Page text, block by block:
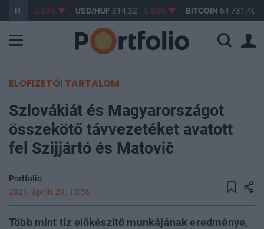
-0,53% USD/HUF314,32 -0,83% BITCOIN64 731,40
ELŐFIZETŐI TARTALOM
Szlovákiát és Magyarországot
összekötő távvezetéket avatott
fel Szijjártó és Matovič
Portfolio
2021. április 29. 15:58
Több mint tíz előkészítő munkájának eredménye,